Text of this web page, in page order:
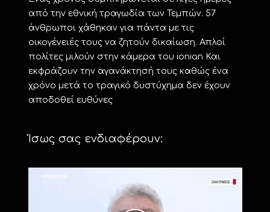
από την εθνική τραγωδία των Τεμπών. 57
άνθρωποι χάθηκαν για πάντα με τις
οικογένειές τους να ζητούν δικαίωση. Απλοί
πολίτες μιλούν στην κάμερα του ionian Και
εκφράζουν την αγανάκτησή τους καθώς ένα
χρόνο μετά το τραγικό δυστύχημα δεν έχουν
αποδοθεί ευθύνες
Ίσως σας ενδιαφέρουν: